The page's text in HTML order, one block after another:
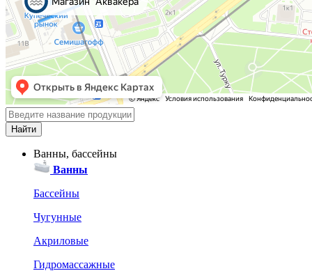
Ванны, бассейны
Ванны
Бассейны
Чугунные
Акриловые
Гидромассажные